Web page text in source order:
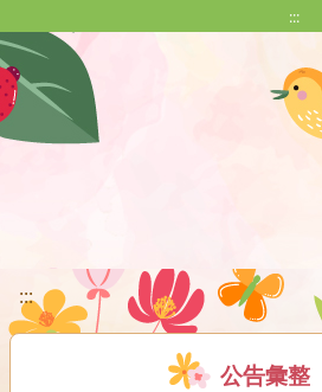
:::
:::
公告彙整